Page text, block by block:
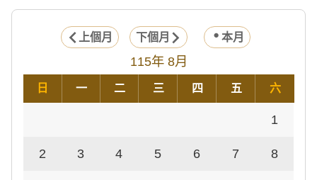
上個月 下個月 本月
115年 8月
日 一 二 三 四 五 六
1
2 3 4 5 6 7 8